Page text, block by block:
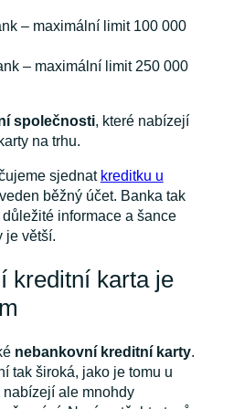
– maximální limit 100 000
– maximální limit 250 000
společnosti, které nabízejí
na trhu.
sjednat kreditku u
běžný účet. Banka tak
informace a šance
je větší.
kreditní karta je
nebankovní kreditní karty.
tak široká, jako je tomu u
nabízejí ale mnohdy